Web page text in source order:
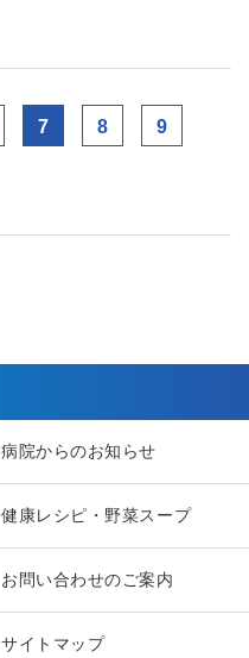
7 8 9
病院からのお知らせ
健康レシピ・野菜スープ
お問い合わせのご案内
サイトマップ